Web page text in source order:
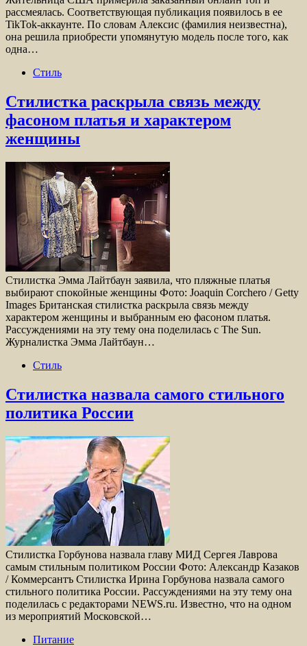
рассмеялась. Соответствующая публикация появилось в ее
TikTok-аккаунте. По словам Алексис (фамилия неизвестна),
она решила приобрести упомянутую модель после того, как
одна…
Стиль
Стилистка раскрыла связь между
фасоном платья и характером
женщины
Стилистка Эмма Лайтбаун заявила, что пляжные платья
выбирают спокойные женщины Фото: Joaquin Corchero / Getty
Images Британская стилистка раскрыла связь между
характером женщины и выбранным ею фасоном платья.
Рассуждениями на эту тему она поделилась с The Sun.
Журналистка Эмма Лайтбаун…
Стиль
Стилистка назвала самого стильного
политика России
Стилистка Горбунова назвала главу МИД Сергея Лаврова
самым стильным политиком России Фото: Александр Казаков
/ Коммерсантъ Стилистка Ирина Горбунова назвала самого
стильного политика России. Рассуждениями на эту тему она
поделилась с редакторами NEWS.ru. Известно, что на одном
из мероприятий Московской…
Питание